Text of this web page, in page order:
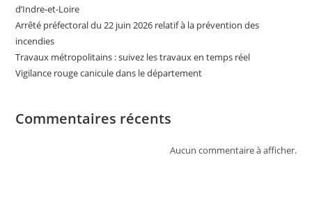
d’Indre-et-Loire
Arrêté préfectoral du 22 juin 2026 relatif à la prévention des
incendies
Travaux métropolitains : suivez les travaux en temps réel
Vigilance rouge canicule dans le département
Commentaires récents
Aucun commentaire à afficher.